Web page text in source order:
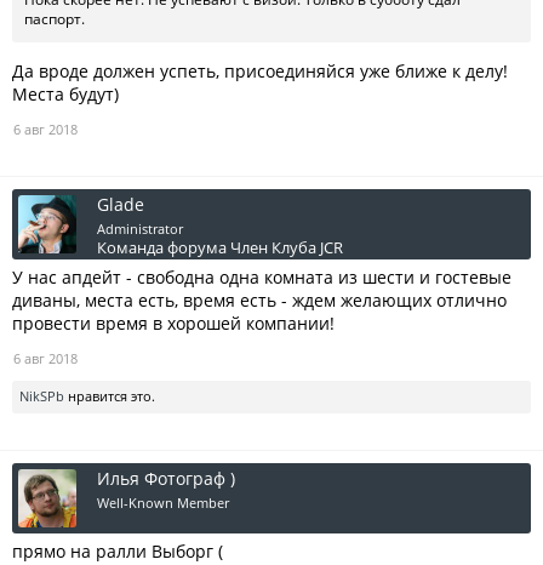
паспорт.
Да вроде должен успеть, присоединяйся уже ближе к делу!
Места будут)
6 авг 2018
Glade
Administrator
Команда форума Член Клуба JCR
У нас апдейт - свободна одна комната из шести и гостевые
диваны, места есть, время есть - ждем желающих отлично
провести время в хорошей компании!
6 авг 2018
NikSPb нравится это.
Илья Фотограф )
Well-Known Member
прямо на ралли Выборг (